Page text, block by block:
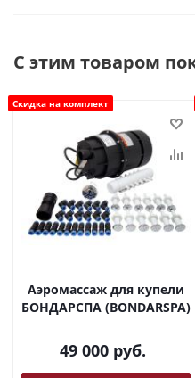
С этим товаром
Скидка на комплект
Аэромассаж для купели
БОНДАРСПА (BONDARSPA)
49 000 руб.